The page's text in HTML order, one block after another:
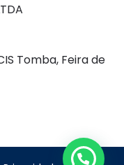
Tomba, Feira de